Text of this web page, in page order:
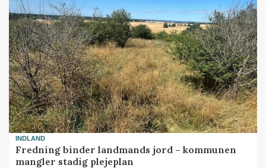
INDLAND
Fredning binder landmands jord – kommunen
mangler stadig plejeplan